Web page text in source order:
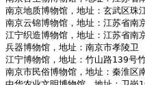
南京地质博物馆，地址：玄武区
南京云锦博物馆，地址：江苏省
江宁织造博物馆，地址：江苏省南
兵器博物馆，地址：南京市孝陵卫
江宁博物馆，地址：竹山路139
南京市民俗博物馆，地址：秦淮区